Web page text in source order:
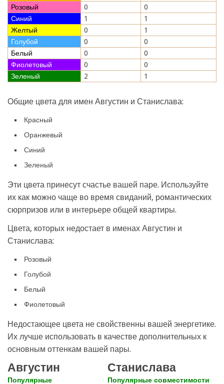
Розовый
0
0
Синий
1
1
Желтый
0
1
Голубой
0
0
Белый
0
0
Фиолетовый
0
0
Зеленый
2 1
Общие цвета для имен Августин и Станислава:
Красный
Оранжевый
Синий
Зеленый
Эти цвета принесут счастье вашей паре. Используйте
их как можно чаще во время свиданий, романтических
сюрпризов или в интерьере общей квартиры.
Цвета, которых недостает в именах Августин и
Станислава:
Розовый
Голубой
Белый
Фиолетовый
Недостающее цвета не свойственны вашей энергетике.
Их лучше использовать в качестве дополнительных к
основным оттенкам вашей пары.
Августин
Популярные
Станислава
Популярные совместимости